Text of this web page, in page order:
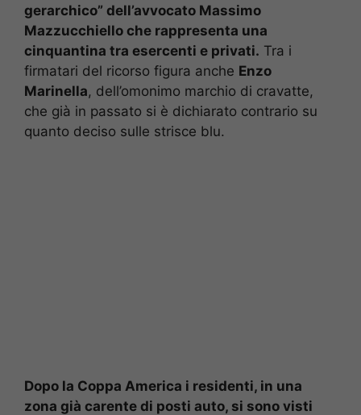
gerarchico” dell’avvocato Massimo
Mazzucchiello che rappresenta una
cinquantina tra esercenti e privati. Tra i
firmatari del ricorso figura anche Enzo
Marinella, dell’omonimo marchio di cravatte,
che già in passato si è dichiarato contrario su
quanto deciso sulle strisce blu.
Dopo la Coppa America i residenti, in una
zona già carente di posti auto, si sono visti